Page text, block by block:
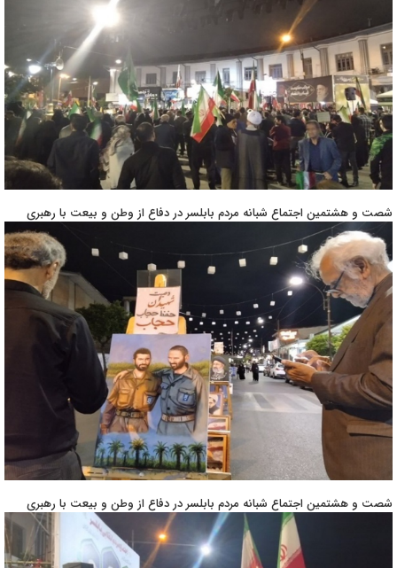
شصت و هشتمین اجتماع شبانه مردم بابلسر در دفاع از وطن و بیعت با رهبری
شصت و هشتمین اجتماع شبانه مردم بابلسر در دفاع از وطن و بیعت با رهبری